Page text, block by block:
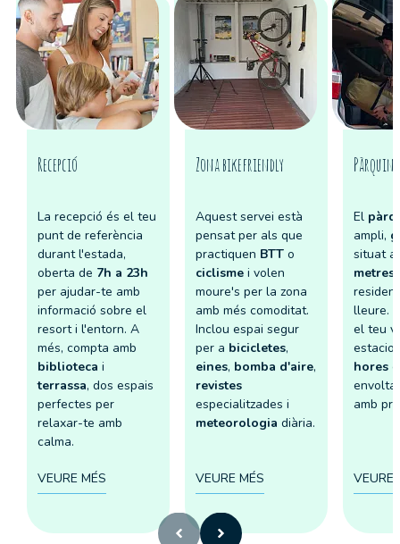
Recepció
La recepció és el teu
punt de referència
durant l'estada,
oberta de 7h a 23h
per ajudar-te amb
informació sobre el
resort i l'entorn. A
més, compta amb
biblioteca i
terrassa, dos espais
perfectes per
relaxar-te amb
calma.
VEURE MÉS
Zona bikefriendly
Aquest servei està
pensat per als que
practiquen BTT o
ciclisme i volen
moure's per la zona
amb més comoditat.
Inclou espai segur
per a bicicletes,
eines, bomba d'aire,
revistes
especialitzades i
meteorologia diària.
VEURE MÉS
Pàrquing
El
ampli,
situat
metres
lleure.
el teu
hores
amb
VEURE